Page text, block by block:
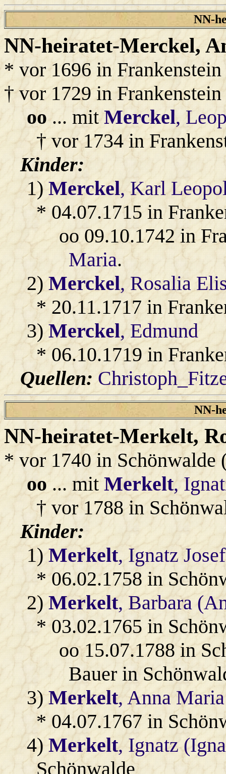
NN-
NN-heiratet-Merckel,
* vor 1696 in Frankenstein
† vor 1729 in Frankenstein
oo... mitMerckel,
† vor 1734 in
Kinder:
1)Merckel, Karl
* 04.07.1715 in
oo 09.10.1742 in
Maria.
2)Merckel, Rosalia
* 20.11.1717 in
3)Merckel, Edmund
* 06.10.1719 in
Quellen:
NN-
NN-heiratet-Merkelt,
* vor 1740 in Schönwalde
oo... mitMerkelt,
† vor 1788 in
Kinder:
1)Merkelt, Ignatz Josef
* 06.02.1758 in
2)Merkelt, Barbara
* 03.02.1765 in
oo 15.07.1788 in
Bauer in
3)Merkelt, Anna
* 04.07.1767 in
4)Merkelt, Ignatz
Schönwalde